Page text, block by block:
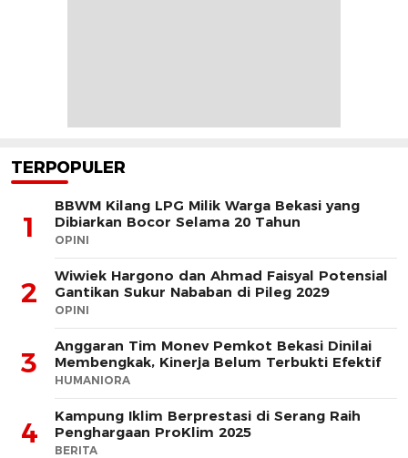
TERPOPULER
1
BBWM Kilang LPG Milik Warga Bekasi yang
Dibiarkan Bocor Selama 20 Tahun
OPINI
2
Wiwiek Hargono dan Ahmad Faisyal Potensial
Gantikan Sukur Nababan di Pileg 2029
OPINI
3
Anggaran Tim Monev Pemkot Bekasi Dinilai
Membengkak, Kinerja Belum Terbukti Efektif
HUMANIORA
4
Kampung Iklim Berprestasi di Serang Raih
Penghargaan ProKlim 2025
BERITA